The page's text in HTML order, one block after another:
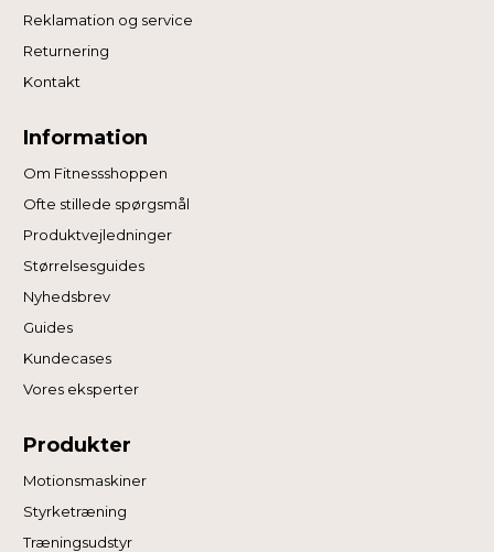
Reklamation og service
Returnering
Kontakt
Information
Om Fitnessshoppen
Ofte stillede spørgsmål
Produktvejledninger
Størrelsesguides
Nyhedsbrev
Guides
Kundecases
Vores eksperter
Produkter
Motionsmaskiner
Styrketræning
Træningsudstyr